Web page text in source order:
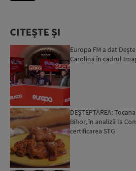
CITEȘTE ȘI
Europa FM a dat
Carolina în cadrul
DEȘTEPTAREA:
Bihor, în analiză la
certificarea STG